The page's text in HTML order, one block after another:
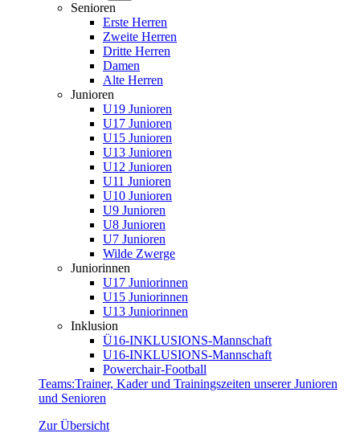
Senioren
Erste Herren
Zweite Herren
Dritte Herren
Damen
Alte Herren
Junioren
U19 Junioren
U17 Junioren
U15 Junioren
U13 Junioren
U12 Junioren
U11 Junioren
U10 Junioren
U9 Junioren
U8 Junioren
U7 Junioren
Wilde Zwerge
Juniorinnen
U17 Juniorinnen
U15 Juniorinnen
U13 Juniorinnen
Inklusion
Ü16-INKLUSIONS-Mannschaft
U16-INKLUSIONS-Mannschaft
Powerchair-Football
Teams:Trainer, Kader und Trainingszeiten unserer Junioren
und Senioren
Zur Übersicht